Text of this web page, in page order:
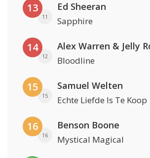
13
11
Ed Sheeran
Sapphire
14
12
Alex Warren & Jelly
Bloodline
15
15
Samuel Welten
Echte Liefde Is Te Koop
16
16
Benson Boone
Mystical Magical